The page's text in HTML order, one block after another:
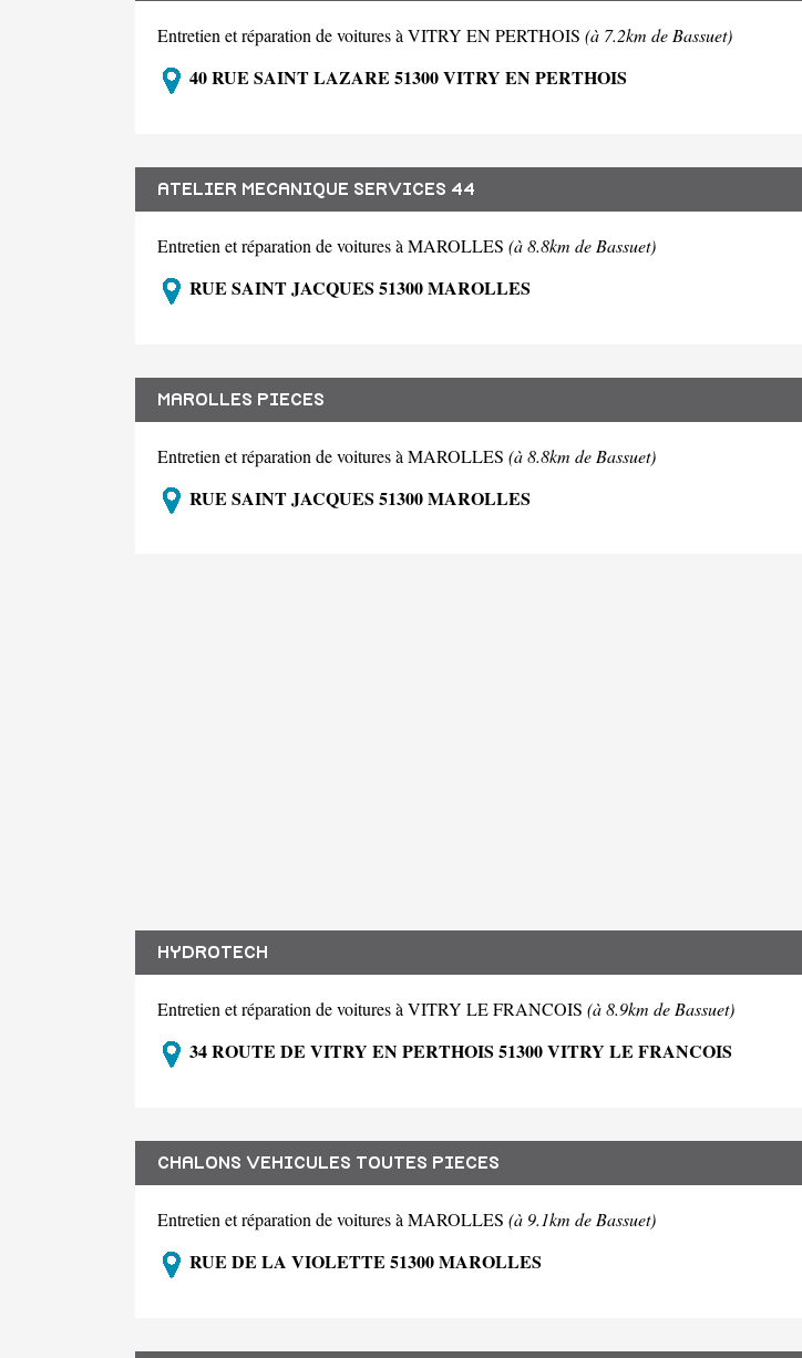
Entretien et réparation de voitures à VITRY EN PERTHOIS (à 7.2km de Bassuet)
40 RUE SAINT LAZARE 51300 VITRY EN PERTHOIS
ATELIER MECANIQUE SERVICES 44
Entretien et réparation de voitures à MAROLLES (à 8.8km de Bassuet)
RUE SAINT JACQUES 51300 MAROLLES
MAROLLES PIECES
Entretien et réparation de voitures à MAROLLES (à 8.8km de Bassuet)
RUE SAINT JACQUES 51300 MAROLLES
HYDROTECH
Entretien et réparation de voitures à VITRY LE FRANCOIS (à 8.9km de Bassuet)
34 ROUTE DE VITRY EN PERTHOIS 51300 VITRY LE FRANCOIS
CHALONS VEHICULES TOUTES PIECES
Entretien et réparation de voitures à MAROLLES (à 9.1km de Bassuet)
RUE DE LA VIOLETTE 51300 MAROLLES